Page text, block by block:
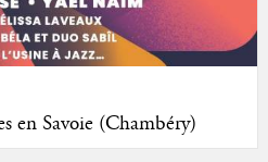
en Savoie (Chambéry)